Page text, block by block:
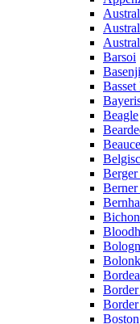
Barsoi
Basenji
Beagle
Berger
Berner